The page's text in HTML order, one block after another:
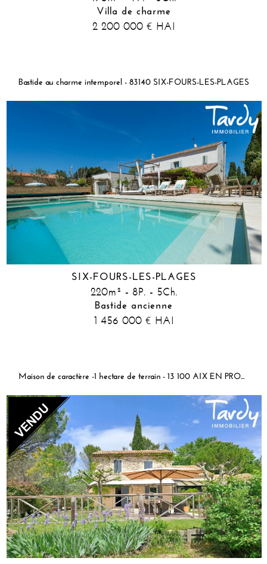
Villa de charme
2 200 000€ HAI
Bastide au charme intemporel - 83140 SIX-FOURS-LES-PLAGES
SIX-FOURS-LES-PLAGES
220m² - 8P. - 5Ch.
Bastide ancienne
1 456 000 € HAI
Maison de caractère -1 hectare de terrain - 13 100 AIX EN PROVENCE